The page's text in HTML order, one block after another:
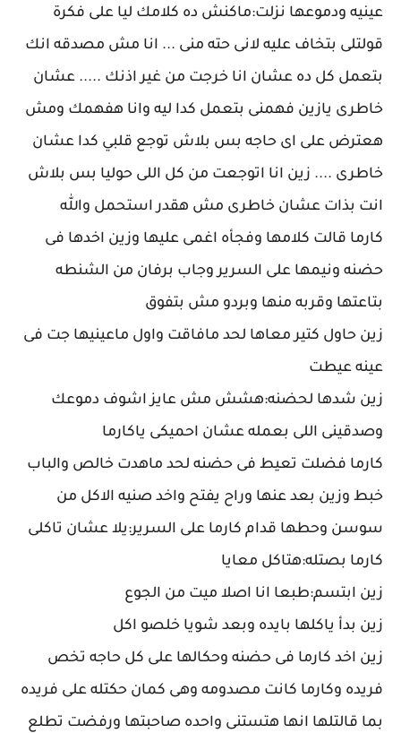
عينيه ودموعها نزلت:ماكنش ده كلامك ليا على فكرة
قولتلى بتخاف عليه لانى حته منى ... انا مش مصدقه انك
بتعمل كل ده عشان انا خرجت من غير اذنك ..... عشان
خاطرى يازين فهمنى بتعمل كدا ليه وانا هفهمك ومش
هعترض على اى حاجه بس بلاش توجع قلبي كدا عشان
خاطرى .... زين انا اتوجعت من كل اللى حوليا بس بلاش
انت بذات عشان خاطرى مش هقدر استحمل والله
كارما قالت كلامها وفجأه اغمى عليها وزين اخدها فى
حضنه ونيمها على السرير وجاب برفان من الشنطه
بتاعتها وقربه منها وبردو مش بتفوق
زين حاول كتير معاها لحد مافاقت واول ماعينيها جت فى
عينه عيطت
زين شدها لحضنه:هشش مش عايز اشوف دموعك
وصدقينى اللى بعمله عشان احميكى ياكارما
كارما فضلت تعيط فى حضنه لحد ماهدت خالص والباب
خبط وزين بعد عنها وراح يفتح واخد صنيه الاكل من
سوسن وحطها قدام كارما على السرير:يلا عشان تاكلى
كارما بصتله:هتاكل معايا
زين ابتسم:طبعا انا اصلا ميت من الجوع
زين بدأ ياكلها بايده وبعد شويا خلصو اكل
زين اخد كارما فى حضنه وحكالها على كل حاجه تخص
فريده وكارما كانت مصدومه وهى كمان حكتله على فريده
بما قالتلها انها هتستنى واحده صاحبتها ورفضت تطلع